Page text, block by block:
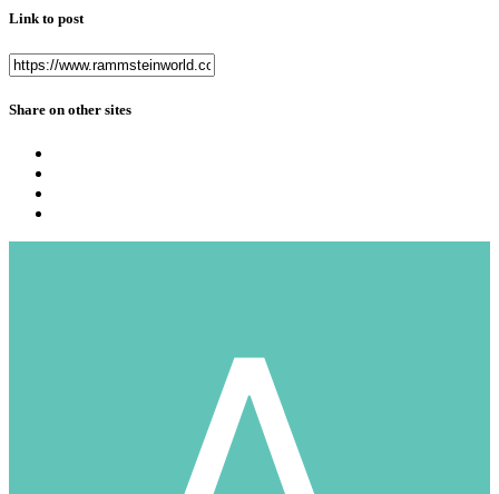
Link to post
Share on other sites